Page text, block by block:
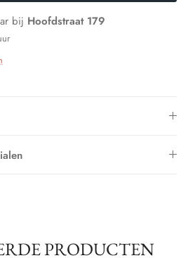
bij Hoofdstraat 179
PRODUCTEN